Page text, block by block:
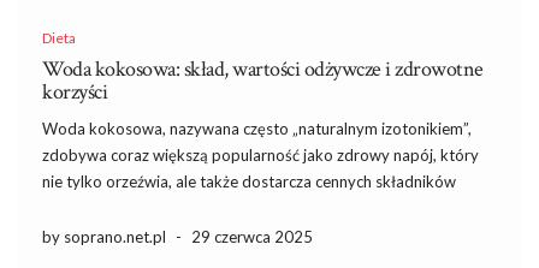
Dieta
Woda kokosowa: skład, wartości odżywcze i zdrowotne
korzyści
Woda kokosowa, nazywana często „naturalnym izotonikiem”,
zdobywa coraz większą popularność jako zdrowy napój, który
nie tylko orzeźwia, ale także dostarcza cennych składników
stanowi doskonałe wsparcie dla organizmu, zwłaszcza w okresie
by soprano.net.pl - 29 czerwca 2025